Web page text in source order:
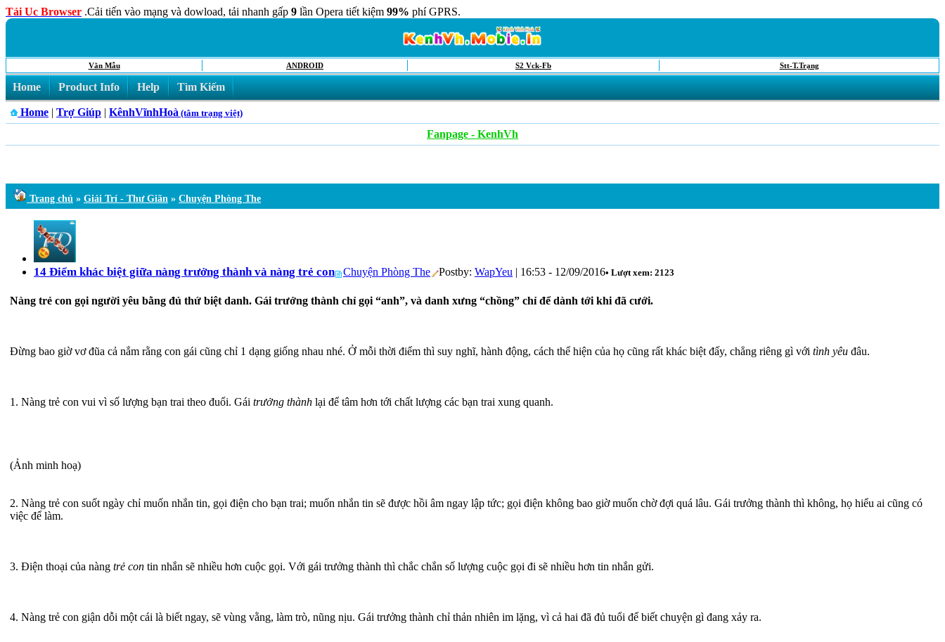
Tải Uc Browser .Cải tiến vào mạng và dowload, tải nhanh gấp 9 lần Opera tiết kiệm 99% phí GPRS.
Văn Mẫu ANDROID S2 Vck-Fb Stt-T.Trạng
Home Product Info Help Tìm Kiếm
Home | Trợ Giúp | KênhVĩnhHoà (tâm trạng việt)
Fanpage - KenhVh
Trang chủ » Giải Trí - Thư Giãn » Chuyện Phòng The
14 Điểm khác biệt giữa nàng trưởng thành và nàng trẻ con Chuyện Phòng The Postby: WapYeu | 16:53 - 12/09/2016• Lượt xem: 2123
Nàng trẻ con gọi người yêu bằng đủ thứ biệt danh. Gái trưởng thành chỉ gọi “anh”, và danh xưng “chồng” chỉ để dành tới khi đã cưới.
Đừng bao giờ vơ đũa cả nắm rằng con gái cũng chỉ 1 dạng giống nhau nhé. Ở mỗi thời điểm thì suy nghĩ, hành động, cách thể hiện của họ cũng rất khác biệt đấy, chẳng riêng gì với tình yêu đâu.
1. Nàng trẻ con vui vì số lượng bạn trai theo đuổi. Gái trưởng thành lại để tâm hơn tới chất lượng các bạn trai xung quanh.
(Ảnh minh hoạ)
2. Nàng trẻ con suốt ngày chỉ muốn nhắn tin, gọi điện cho bạn trai; muốn nhắn tin sẽ được hồi âm ngay lập tức; gọi điện không bao giờ muốn chờ đợi quá lâu. Gái trưởng thành thì không, họ hiểu ai cũng có
việc để làm.
3. Điện thoại của nàng trẻ con tin nhắn sẽ nhiều hơn cuộc gọi. Với gái trưởng thành thì chắc chắn số lượng cuộc gọi đi sẽ nhiều hơn tin nhắn gửi.
4. Nàng trẻ con giận dỗi một cái là biết ngay, sẽ vùng vằng, làm trò, nũng nịu. Gái trưởng thành chỉ thản nhiên im lặng, vì cả hai đã đủ tuổi để biết chuyện gì đang xảy ra.